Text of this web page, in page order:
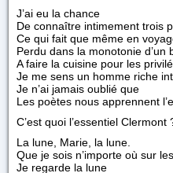
J’ai eu la chance
De connaître intimement trois
Ce qui fait que même en
Perdu dans la monotonie d’un
A faire la cuisine pour les
Je me sens un homme riche
Je n’ai jamais oublié que
Les poètes nous apprennent
C’est quoi l’essentiel Clermont
La lune, Marie, la lune.
Que je sois n’importe où sur
Je regarde la lune